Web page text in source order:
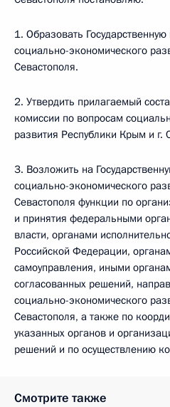
1. Образовать
социально-экономического
Севастополя.
2. Утвердить прилагаемый
комиссии по вопросам
развития Республики Крым и г.
3. Возложить на
социально-экономического
Севастополя функции по
и принятия федеральными
власти, органами
Российской Федерации,
самоуправления, иными
согласованных решений,
социально-экономического
Севастополя, а также по
указанных органов и
решений и по осуществлению
Смотрите также